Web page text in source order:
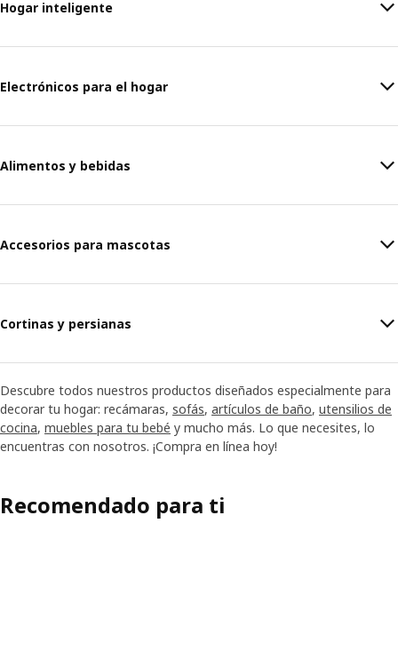
Hogar inteligente
Electrónicos para el hogar
Alimentos y bebidas
Accesorios para mascotas
Cortinas y persianas
Descubre todos nuestros productos diseñados especialmente para
decorar tu hogar: recámaras, sofás, artículos de baño, utensilios de
cocina, muebles para tu bebé y mucho más. Lo que necesites, lo
encuentras con nosotros. ¡Compra en línea hoy!
Recomendado para ti